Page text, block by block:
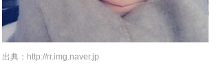
出典： http://rr.img.naver.jp